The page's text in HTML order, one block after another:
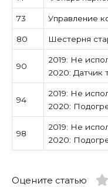
73 Управление
80 Шестерня
90
2019: Не
2020: Датчик
94
2019: Не
2020:
98
2019: Не
2020:
Оцените статью